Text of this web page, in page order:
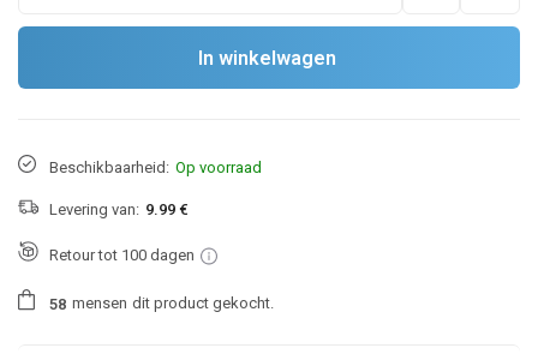
In winkelwagen
Beschikbaarheid: Op voorraad
Levering van: 9.99 €
Retour tot 100 dagen
58 mensen dit product gekocht.